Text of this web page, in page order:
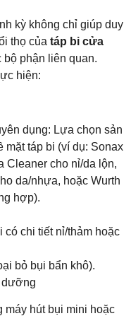
kỳ không chỉ giúp duy
thọ của táp bi cửa
bộ phận liên quan.
hiện:
dụng: Lựa chọn sản
mặt táp bi (ví dụ: Sonax
Cleaner cho nỉ/da lộn,
da/nhựa, hoặc Wurth
hợp).
có chi tiết nỉ/thảm hoặc
bỏ bụi bẩn khô).
dưỡng
máy hút bụi mini hoặc